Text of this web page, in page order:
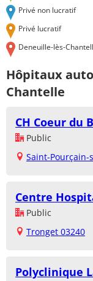
Privé non lucratif
Privé lucratif
Deneuille-lès-
Hôpitaux
Chantelle
CH Coeur du
Public
Saint-Pourçain-
Centre
Public
Tronget 03240
Polyclinique